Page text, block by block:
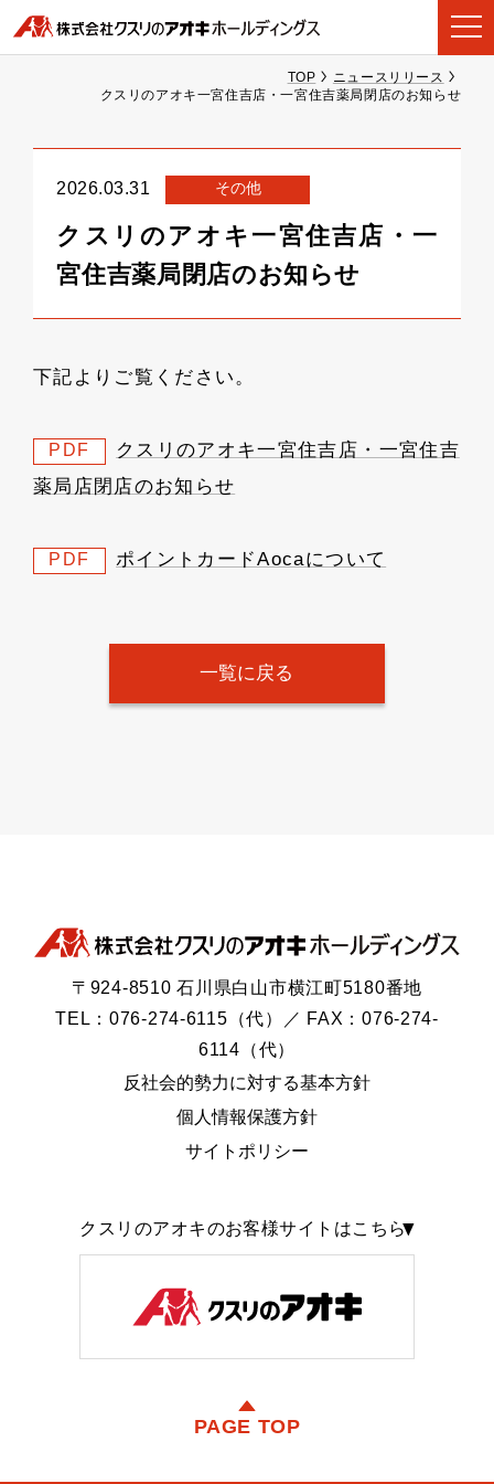
TOP
ニュースリリース
クスリのアオキ一宮住吉店・一宮住吉薬局閉店のお知らせ
2026.03.31 その他
クスリのアオキ一宮住吉店・一
宮住吉薬局閉店のお知らせ
下記よりご覧ください。
PDF
クスリのアオキ一宮住吉店・一宮住吉
薬局店閉店のお知らせ
PDF ポイントカードAocaについて
一覧に戻る
〒924-8510 石川県白山市横江町5180番地
TEL：076-274-6115（代）／ FAX：076-274-
6114（代）
反社会的勢力に対する基本方針
個人情報保護方針
サイトポリシー
クスリのアオキのお客様サイトはこちら
PAGE TOP